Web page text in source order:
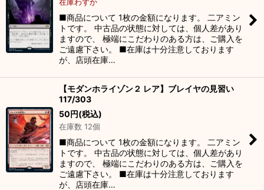
■商品について 1枚の金額になります。 二アミン
トです。 中古品の状態に対しては、個人差があり
ますので、 極端にこだわりのある方は、ご購入を
ご遠慮下さい。 ■在庫は十分注意しております
が、店頭在庫…
【モダンホライゾン２ レア】ブレイヤの見習い
117/303
50円(税込)
在庫数 12個
■商品について 1枚の金額になります。 二アミン
トです。 中古品の状態に対しては、個人差があり
ますので、 極端にこだわりのある方は、ご購入を
ご遠慮下さい。 ■在庫は十分注意しております
が、店頭在庫…